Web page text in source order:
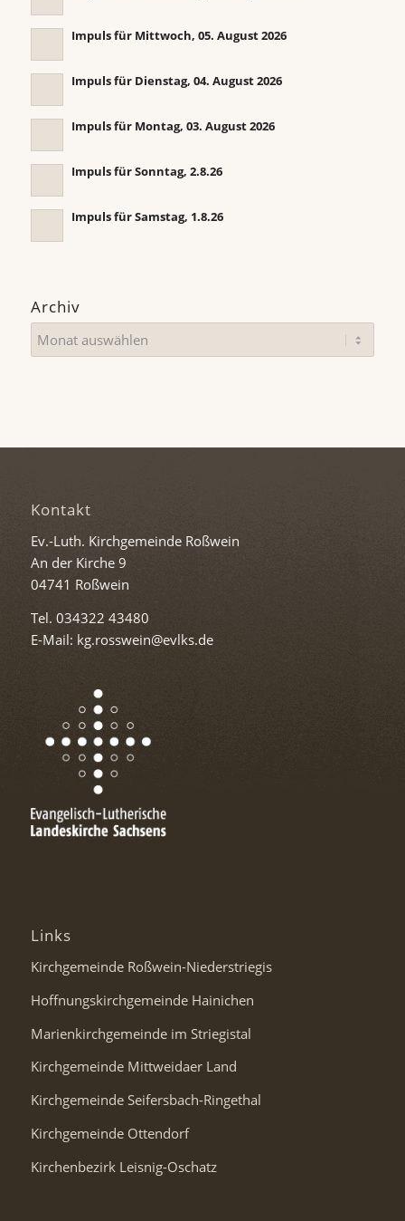
Impuls für Mittwoch, 05. August 2026
Impuls für Dienstag, 04. August 2026
Impuls für Montag, 03. August 2026
Impuls für Sonntag, 2.8.26
Impuls für Samstag, 1.8.26
Archiv
Kontakt
Ev.-Luth. Kirchgemeinde Roßwein
An der Kirche 9
04741 Roßwein
Tel. 034322 43480
E-Mail: kg.rosswein@evlks.de
Links
Kirchgemeinde Roßwein-Niederstriegis
Hoffnungskirchgemeinde Hainichen
Marienkirchgemeinde im Striegistal
Kirchgemeinde Mittweidaer Land
Kirchgemeinde Seifersbach-Ringethal
Kirchgemeinde Ottendorf
Kirchenbezirk Leisnig-Oschatz